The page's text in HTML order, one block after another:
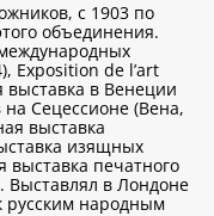
с 1903 по
объединения.
Exposition de l’art
в Венеции
на Сецессионе (Вена,
выставка
изящных
выставка печатного
Выставлял в Лондоне
народным